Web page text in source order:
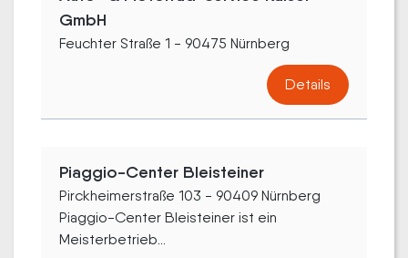
GmbH
Feuchter Straße 1 - 90475 Nürnberg
Details
Piaggio-Center Bleisteiner
Pirckheimerstraße 103 - 90409 Nürnberg
Piaggio-Center Bleisteiner ist ein
Meisterbetrieb...